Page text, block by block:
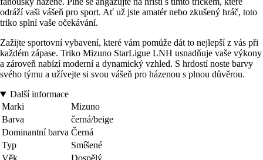
odráží vaši vášeň pro sport. Ať už jste amatér nebo zkušený hráč, toto
triko splní vaše očekávání.
Zažijte sportovní vybavení, které vám pomůže dát to nejlepší z vás při
každém zápase. Triko Mizuno StarLigue LNH usnadňuje vaše výkony
a zároveň nabízí moderní a dynamický vzhled. S hrdostí noste barvy
svého týmu a užívejte si svou vášeň pro házenou s plnou důvěrou.
Další informace
Marki
Mizuno
Barva
černá/beige
Dominantní barva Černá
Typ
Smíšené